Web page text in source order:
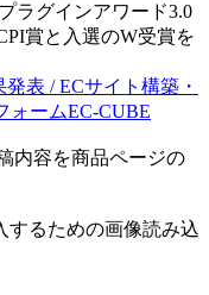
ラグインアワード3.0
賞と入選のW受賞を
表 / ECサイト構築・
ォームEC-CUBE
内容を商品ページの
するための画像読み込